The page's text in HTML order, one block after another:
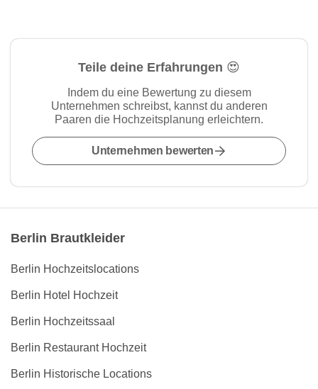
Teile deine Erfahrungen 😍
Indem du eine Bewertung zu diesem
Unternehmen schreibst, kannst du anderen
Paaren die Hochzeitsplanung erleichtern.
Unternehmen bewerten
Berlin Brautkleider
Berlin Hochzeitslocations
Berlin Hotel Hochzeit
Berlin Hochzeitssaal
Berlin Restaurant Hochzeit
Berlin Historische Locations